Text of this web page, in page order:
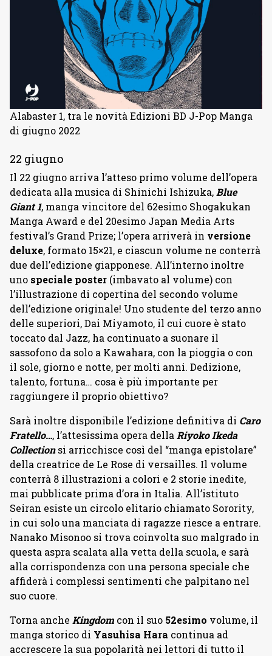
Alabaster 1, tra le novità Edizioni BD J-Pop Manga
di giugno 2022
22 giugno
Il 22 giugno arriva l’atteso primo volume dell’opera
dedicata alla musica di Shinichi Ishizuka,Blue
Giant 1, manga vincitore del 62esimo Shogakukan
Manga Award e del 20esimo Japan Media Arts
festival’s Grand Prize; l’opera arriverà in versione
deluxe, formato 15×21, e ciascun volume ne conterrà
due dell’edizione giapponese. All’interno inoltre
uno speciale poster (imbavato al volume) con
l’illustrazione di copertina del secondo volume
dell’edizione originale! Uno studente del terzo anno
delle superiori, Dai Miyamoto, il cui cuore è stato
toccato dal Jazz, ha continuato a suonare il
sassofono da solo a Kawahara, con la pioggia o con
il sole, giorno e notte, per molti anni. Dedizione,
talento, fortuna… cosa è più importante per
raggiungere il proprio obiettivo?
Sarà inoltre disponibile l’edizione definitiva di Caro
Fratello…, l’attesissima opera della Riyoko Ikeda
Collectionsi arricchisce così del “manga epistolare”
della creatrice de Le Rose di versailles. Il volume
conterrà 8 illustrazioni a colori e 2 storie inedite,
mai pubblicate prima d’ora in Italia. All’istituto
Seiran esiste un circolo elitario chiamato Sorority,
in cui solo una manciata di ragazze riesce a entrare.
Nanako Misonoo si trova coinvolta suo malgrado in
questa aspra scalata alla vetta della scuola, e sarà
alla corrispondenza con una persona speciale che
affiderà i complessi sentimenti che palpitano nel
suo cuore.
Torna anche Kingdom con il suo 52esimo volume, il
manga storico di Yasuhisa Hara continua ad
accrescere la sua popolarità nei lettori di tutto il